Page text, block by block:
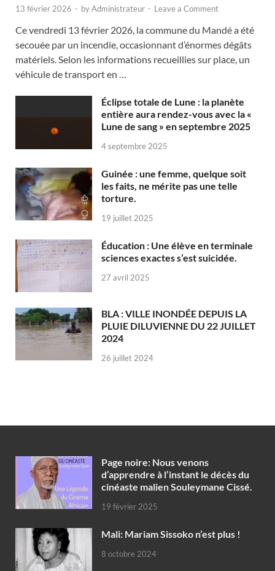
13 février 2026 - byAdministrateur - Leave a Comment
Ce vendredi 13 février 2026, la commune du Mandé a été
secouée par un incendie, occasionnant d’énormes dégâts
matériels. Selon les informations recueillies sur place, un
véhicule de transport en …
Éclipse totale de Lune : la planète
entière aura rendez-vous avec la «
Lune de sang » en septembre 2025
4 septembre 2025
Guinée : une femme, quelque soit
les faits, ne mérite pas une telle
torture.
19 juillet 2025
Éducation : Une élève en terminale
sciences exactes s’est suicidée.
27 avril 2025
BLA : VILLE INONDÉE DEPUIS LA
PLUIE DILUVIENNE DU 22 JUILLET
2024
26 juillet 2024
Page noire: Nous venons
d’apprendre à l’instant le décès du
cinéaste malien Souleymane Cissé.
19 février 2025
Mali: Mariam Sissoko n’est plus !
8 octobre 2024